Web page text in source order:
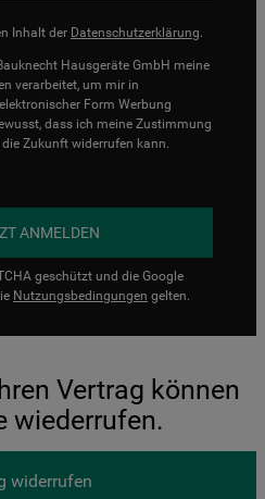
Inhalt der Datenschutzerklärung.
Hausgeräte GmbH meine
verarbeitet, um mir in
Form Werbung
dass ich meine Zustimmung
Zukunft widerrufen kann.
ANMELDEN
geschützt und die Google
Nutzungsbedingungen gelten.
Vertrag können
wiederrufen.
widerrufen